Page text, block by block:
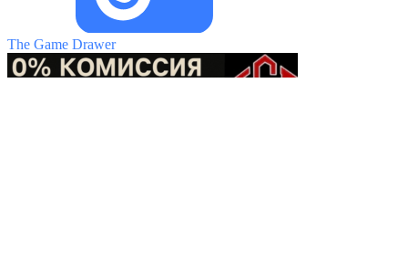
The Game Drawer